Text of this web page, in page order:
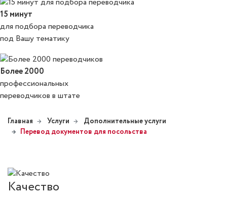
15 минут
для подбора переводчика
под Вашу тематику
Более 2000
профессиональных
переводчиков в штате
Главная Услуги
Дополнительные услуги
Перевод документов для посольства
Качество